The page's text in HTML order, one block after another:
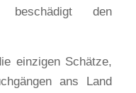
den
einzigen Schätze,
ans Land